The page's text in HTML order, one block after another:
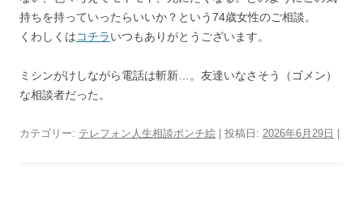
持ちを持っていったらいいか？という74歳女性のご相談。
くわしくはコチラいつもありがとうございます。
ミシンがけしながら電話は斬新…。友達いなさそう（ゴメン）
な相談者だった。
カテゴリー: テレフォン人生相談ポンチ絵 | 投稿日: 2026年6月29日